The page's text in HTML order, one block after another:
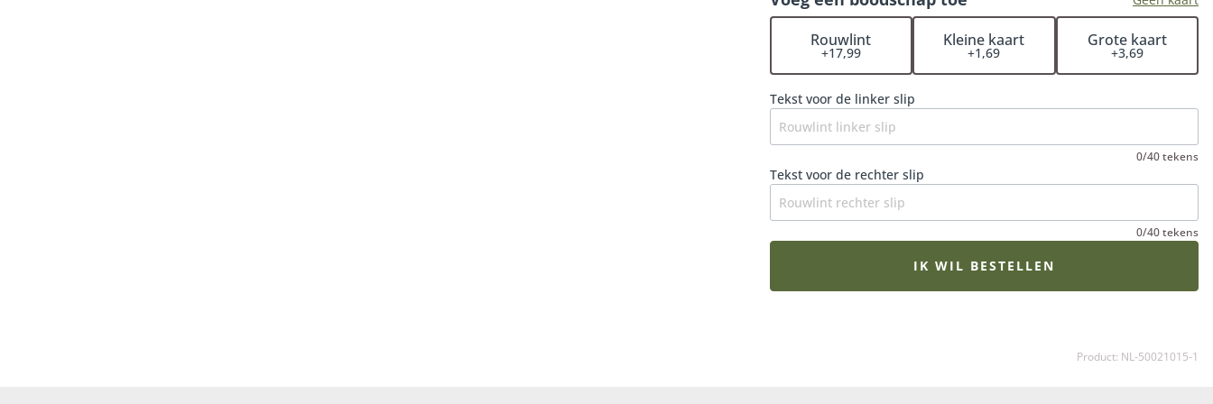
dat het rouwboeket op het juiste moment wordt bezorgd en
dat de bloemen op hun mooist zijn. Een extra fijne gedachte in
een verdrietige periode.
Rouwlint
+17,99
Kleine kaart
+1,69
Grote kaart
+3,69
Tekst voor de linker slip
0/40 tekens
Tekst voor de rechter slip
0/40 tekens
IK WIL BESTELLEN
Product: NL-50021015-1